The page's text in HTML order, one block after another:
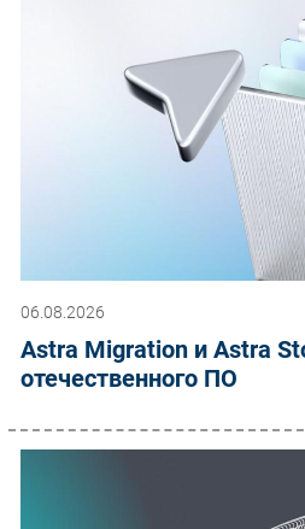
06.08.2026
Astra Migration и Astra
отечественного ПО